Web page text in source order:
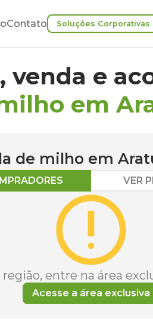
Contato Soluções Corporativas
venda e
em
de milho em
VER
entre na área
Acesse a área exclusiva